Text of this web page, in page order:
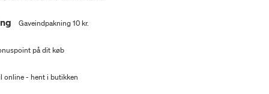
Gaveindpakning 10 kr.
på dit køb
online - hent i butikken